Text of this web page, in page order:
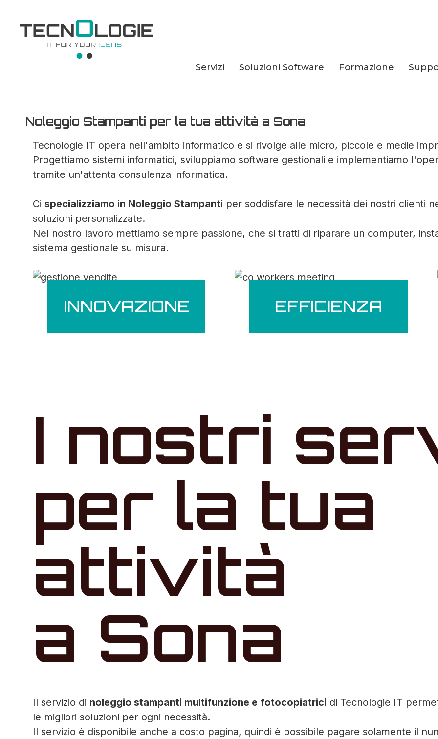
Servizi Soluzioni Software Formazione
Noleggio Stampanti per la tua attività a Sona
Tecnologie IT opera nell'ambito informatico e si rivolge alle micro, piccole e medie
Progettiamo sistemi informatici, sviluppiamo software gestionali e implementiamo
tramite un'attenta consulenza informatica.
Ci specializziamo in Noleggio Stampanti per soddisfare le necessità dei nostri clienti
soluzioni personalizzate.
Nel nostro lavoro mettiamo sempre passione, che si tratti di riparare un computer,
sistema gestionale su misura.
INNOVAZIONE EFFICIENZA
I nostri
per la tua
attività
a Sona
Il servizio di noleggio stampanti multifunzione e fotocopiatrici di Tecnologie IT
le migliori soluzioni per ogni necessità.
Il servizio è disponibile anche a costo pagina, quindi è possibile pagare solamente il